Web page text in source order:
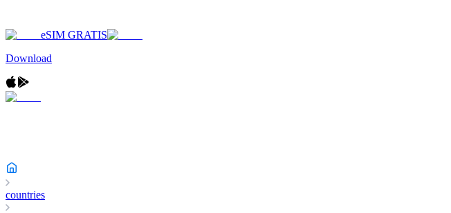
eSIM GRATIS
Download
countries